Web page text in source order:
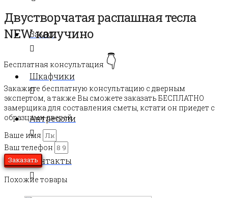
Замки
Шкафчики
Антресоли
Контакты
Двустворчатая распашная тесла
NEW капучино
Бесплатная консультация 👇
Закажите бесплатную консультацию с дверным
экспертом, а также Вы сможете заказать БЕСПЛАТНО
замерщика для составления сметы, кстати он приедет с
образцами дверей.
Ваше имя
Ваш телефон
Заказать
Похожие товары